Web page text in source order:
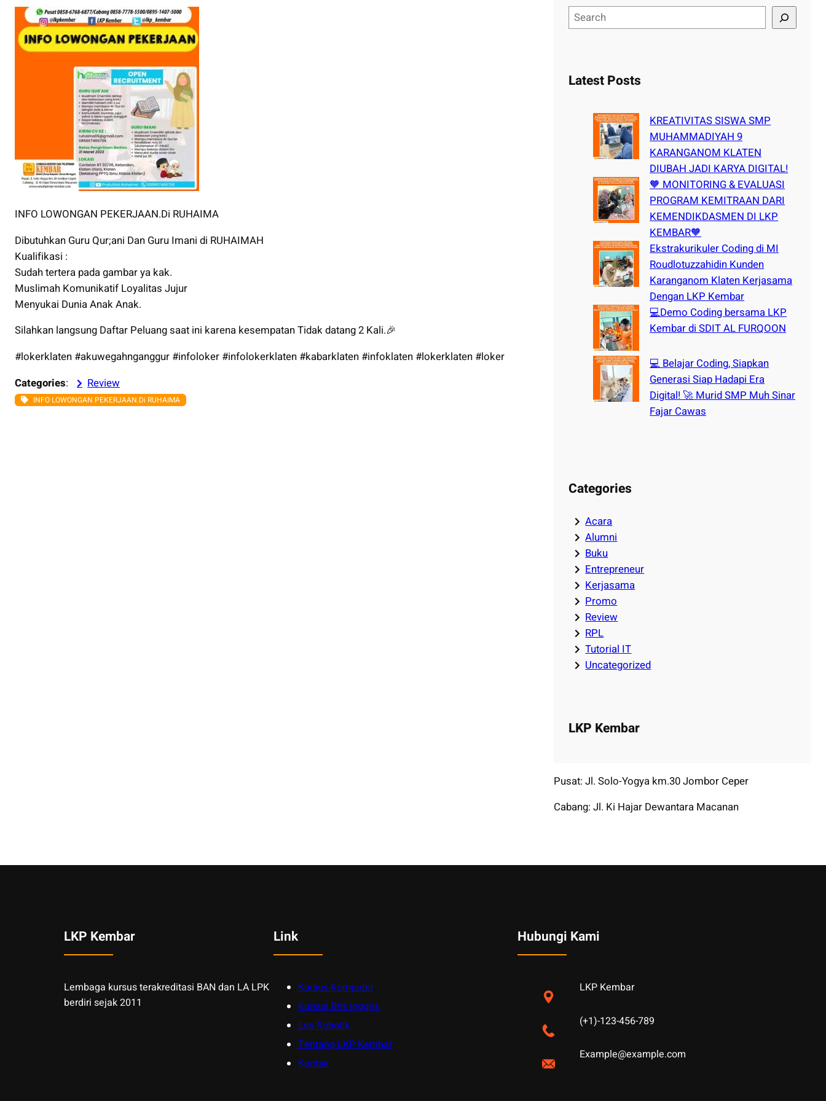
INFO LOWONGAN PEKERJAAN.Di RUHAIMA
Dibutuhkan Guru Qur;ani Dan Guru Imani di RUHAIMAH
Kualifikasi :
Sudah tertera pada gambar ya kak.
Muslimah Komunikatif Loyalitas Jujur
Menyukai Dunia Anak Anak.
Silahkan langsung Daftar Peluang saat ini karena kesempatan Tidak datang 2 Kali.🎉
#lokerklaten #akuwegahnganggur #infoloker #infolokerklaten #kabarklaten #infoklaten #lokerklaten #loker
Categories: Review
INFO LOWONGAN PEKERJAAN.Di RUHAIMA
e
cLatest Posts
KREATIVITAS SISWA SMP
MUHAMMADIYAH 9
KARANGANOM KLATEN
DIUBAH JADI KARYA DIGITAL!
🧡 MONITORING & EVALUASI
PROGRAM KEMITRAAN DARI
KEMENDIKDASMEN DI LKP
KEMBAR🧡
Ekstrakurikuler Coding di MI
Roudlotuzzahidin Kunden
Karanganom Klaten Kerjasama
Dengan LKP Kembar
💻Demo Coding bersama LKP
Kembar di SDIT AL FURQOON
💻 Belajar Coding, Siapkan
Generasi Siap Hadapi Era
Digital! 🚀 Murid SMP Muh Sinar
Fajar Cawas
Categories
Acara
Alumni
Buku
Entrepreneur
Kerjasama
Promo
Review
RPL
Tutorial IT
Uncategorized
LKP Kembar
Pusat: Jl. Solo-Yogya km.30 Jombor Ceper
Cabang: Jl. Ki Hajar Dewantara Macanan
LKP Kembar
Lembaga kursus terakreditasi BAN dan LA LPK
berdiri sejak 2011
Link
Kursus Komputer
Kursus Bhs Inggris
Les Robotik
Tentang LKP Kembar
Kontak
Hubungi Kami
LKP Kembar
(+1)-123-456-789
Example@example.com